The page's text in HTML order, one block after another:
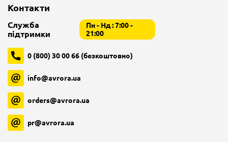
Контакти
Служба
підтримки
Пн - Нд : 7:00 -
21:00
0 (800) 30 00 66 (безкоштовно)
info@avrora.ua
orders@avrora.ua
pr@avrora.ua